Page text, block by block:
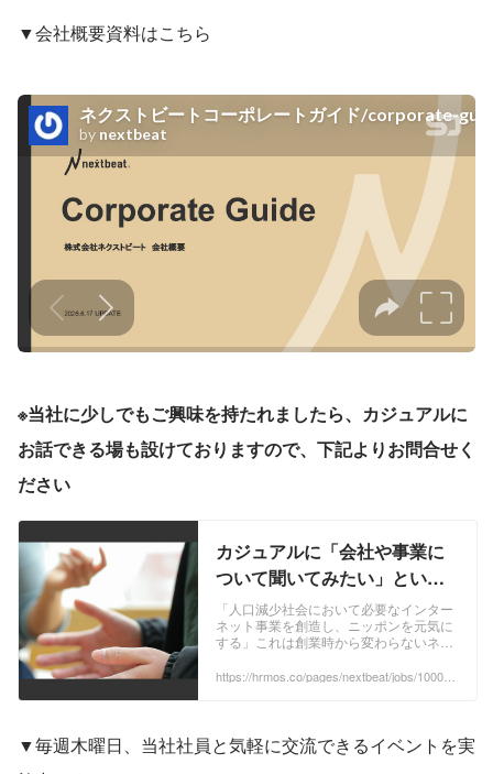
▼会社概要資料はこちら
※当社に少しでもご興味を持たれましたら、カジュアルに
お話できる場も設けておりますので、下記よりお問合せく
ださい
カジュアルに「会社や事業に
ついて聞いてみたい」という
皆様へ | 株式会社ネクストビー
ト
「人口減少社会において必要なインター
ネット事業を創造し、ニッポンを元気に
する」これは創業時から変わらないネク
化、過疎化など、日本の課題を前に、取
https://hrmos.co/pages/nextbeat/jobs/100000
▼毎週木曜日、当社社員と気軽に交流できるイベントを実